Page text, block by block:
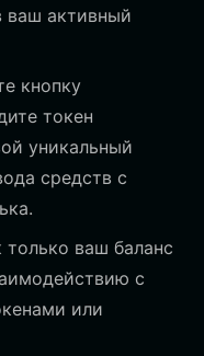
ваш активный
кнопку
токен
уникальный
средств с
только ваш баланс
с
или